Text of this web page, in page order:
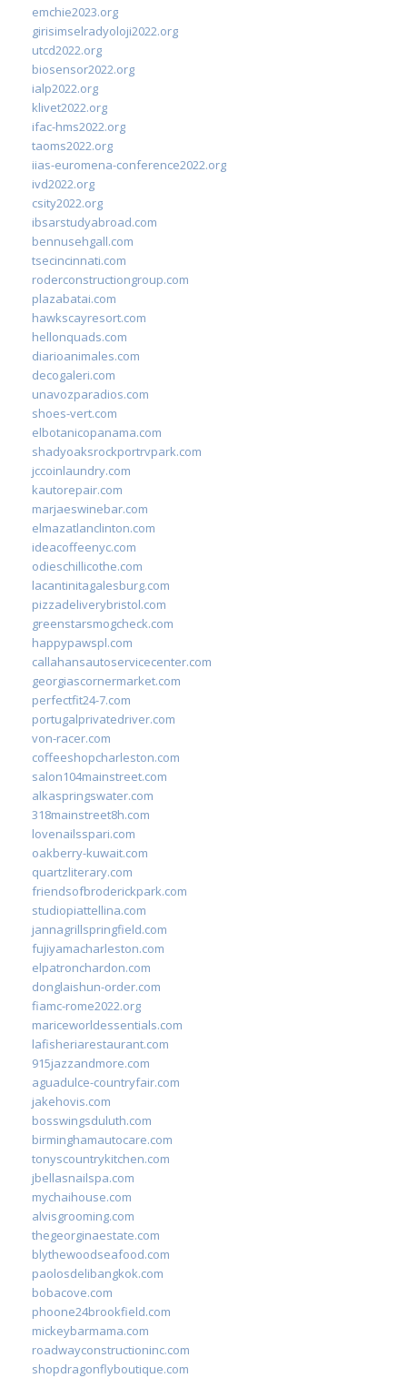
emchie2023.org
girisimselradyoloji2022.org
utcd2022.org
biosensor2022.org
ialp2022.org
klivet2022.org
ifac-hms2022.org
taoms2022.org
iias-euromena-conference2022.org
ivd2022.org
csity2022.org
ibsarstudyabroad.com
bennusehgall.com
tsecincinnati.com
roderconstructiongroup.com
plazabatai.com
hawkscayresort.com
hellonquads.com
diarioanimales.com
decogaleri.com
unavozparadios.com
shoes-vert.com
elbotanicopanama.com
shadyoaksrockportrvpark.com
jccoinlaundry.com
kautorepair.com
marjaeswinebar.com
elmazatlanclinton.com
ideacoffeenyc.com
odieschillicothe.com
lacantinitagalesburg.com
pizzadeliverybristol.com
greenstarsmogcheck.com
happypawspl.com
callahansautoservicecenter.com
georgiascornermarket.com
perfectfit24-7.com
portugalprivatedriver.com
von-racer.com
coffeeshopcharleston.com
salon104mainstreet.com
alkaspringswater.com
318mainstreet8h.com
lovenailsspari.com
oakberry-kuwait.com
quartzliterary.com
friendsofbroderickpark.com
studiopiattellina.com
jannagrillspringfield.com
fujiyamacharleston.com
elpatronchardon.com
donglaishun-order.com
fiamc-rome2022.org
mariceworldessentials.com
lafisheriarestaurant.com
915jazzandmore.com
aguadulce-countryfair.com
jakehovis.com
bosswingsduluth.com
birminghamautocare.com
tonyscountrykitchen.com
jbellasnailspa.com
mychaihouse.com
alvisgrooming.com
thegeorginaestate.com
blythewoodseafood.com
paolosdelibangkok.com
bobacove.com
phoone24brookfield.com
mickeybarmama.com
roadwayconstructioninc.com
shopdragonflyboutique.com